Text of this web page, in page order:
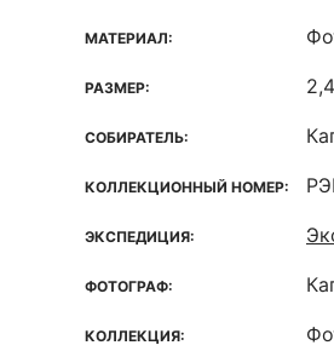
МАТЕРИАЛ:
РАЗМЕР:
СОБИРАТЕЛЬ:
КОЛЛЕКЦИОННЫЙ НОМЕР:
ЭКСПЕДИЦИЯ:
ФОТОГРАФ:
КОЛЛЕКЦИЯ: